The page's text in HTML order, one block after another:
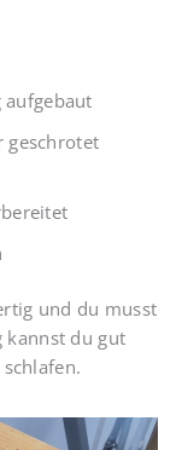
geschrotet
und du musst
kannst du gut